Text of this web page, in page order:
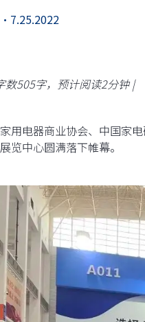
• 7.25.2022
数505字，预计阅读2分钟 |
用电器商业协会、中国家
览中心圆满落下帷幕。